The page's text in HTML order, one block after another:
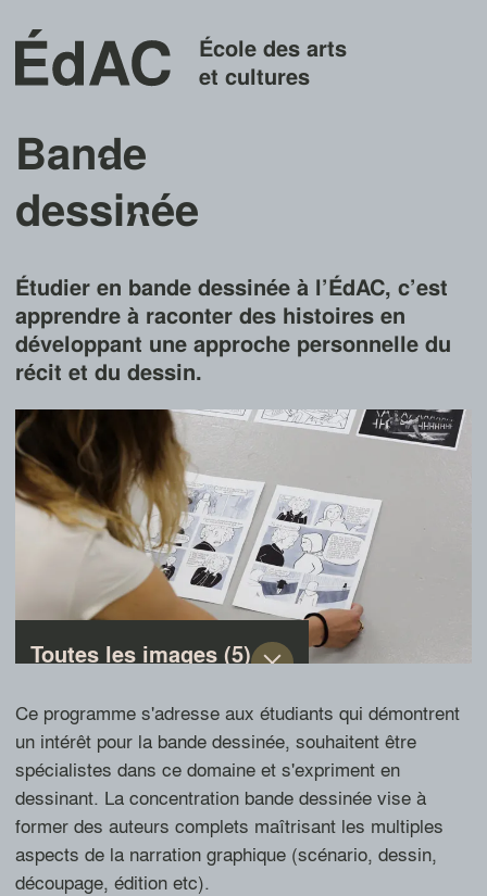
École des arts
et cultures
Bande
dessinée
Étudier en bande dessinée à l’ÉdAC, c’est
apprendre à raconter des histoires en
développant une approche personnelle du
récit et du dessin.
Photo: document original
Photo: document original
Toutes les images (5)
Ce programme s'adresse aux étudiants qui démontrent
un intérêt pour la bande dessinée, souhaitent être
spécialistes dans ce domaine et s'expriment en
dessinant. La concentration bande dessinée vise à
former des auteurs complets maîtrisant les multiples
aspects de la narration graphique (scénario, dessin,
découpage, édition etc).